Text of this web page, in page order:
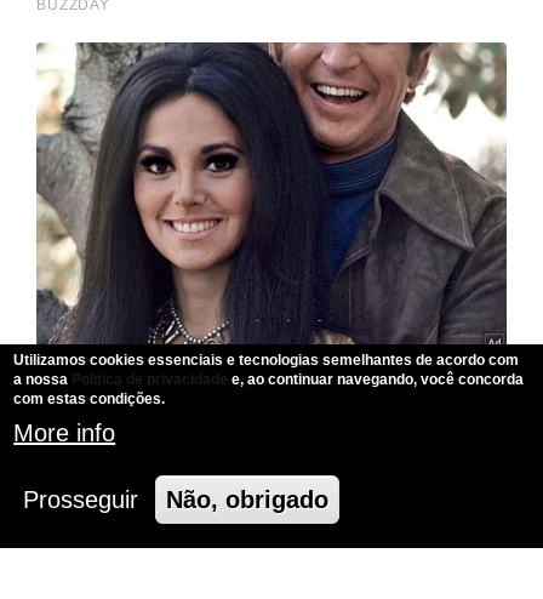
Utilizamos cookies essenciais e tecnologias semelhantes de acordo com
a nossa Politica de privacidade e, ao continuar navegando, você concorda
com estas condições.
More info
Prosseguir Não, obrigado